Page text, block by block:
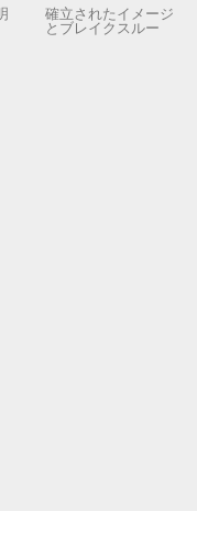
確立されたイメージ
とブレイクスルー